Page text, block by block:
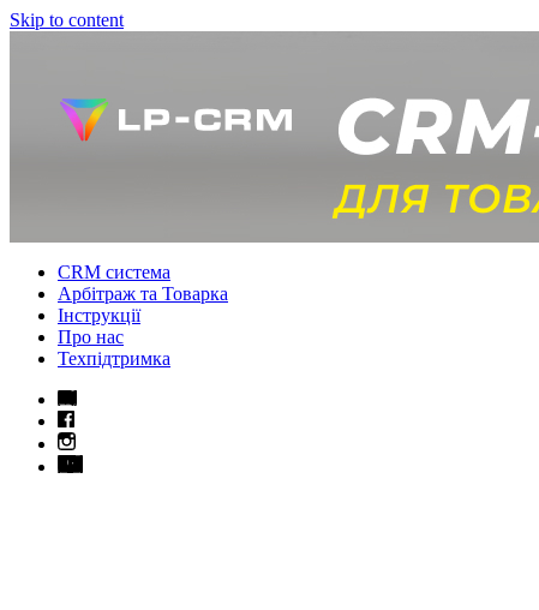
Skip to content
CRM система
Арбітраж та Товарка
Інструкції
Про нас
Техпідтримка